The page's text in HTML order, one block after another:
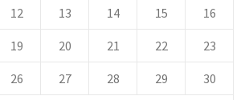
12 13 14 15 16
19 20 21 22 23
26 27 28 29 30